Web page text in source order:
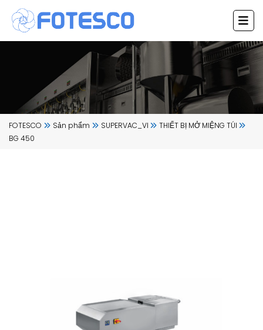
Chuyển
đến
dung
FOTESCO Sản phẩm SUPERVAC_VI
THIẾT BỊ MỞ MIỆNG TÚI
BG 450